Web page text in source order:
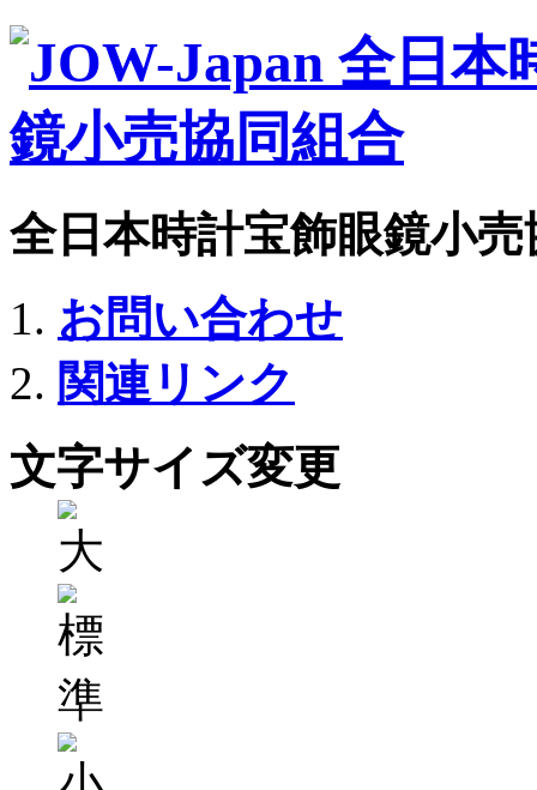
全日本時計宝飾眼鏡小
お問い合わせ
関連リンク
文字サイズ変更